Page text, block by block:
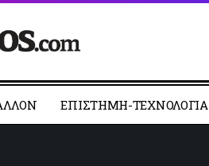
ΕΠΙΣΤΗΜΗ-ΤΕΧΝΟΛΟΓΙΑ